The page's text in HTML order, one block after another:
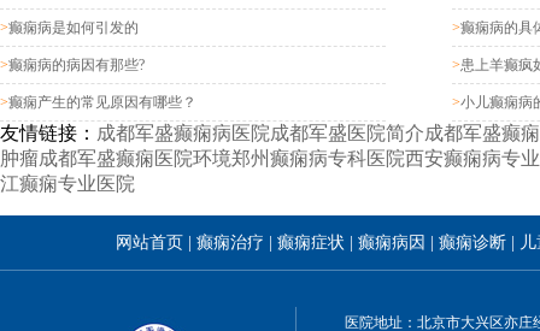
>癫痫病是如何引发的
>癫痫病的病因有那些?
>癫痫产生的常见原因有哪些？
>癫痫病的具
>患上羊癫疯
>小儿癫痫病
友情链接： 成都军盛癫痫病医院成都军盛医院简介成都军盛癫
肿瘤成都军盛癫痫医院环境郑州癫痫病专科医院西安癫痫病专
江癫痫专业医院
网站首页 |癫痫治疗 |癫痫症状 |癫痫病因 |癫痫诊断
医院地址：北京市大兴区亦